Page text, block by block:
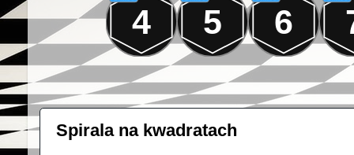
4 5 6
Spirala na kwadratach